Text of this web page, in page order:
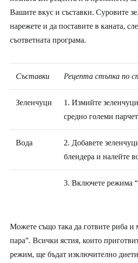
Вашите вкус и съставки. Суровите
нарежете и да поставите в каната,
съответната програма.
Съставки Рецепта стъпка по
Зеленчуци
1. Измийте
средно големи
Вода
2. Добавете
блендера и налейте
3. Включете режима
Можете също така да готвите риба
пара”. Всички ястия, които
режим, ще бъдат изключително